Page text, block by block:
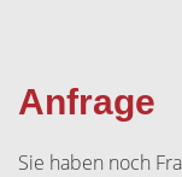
Anfrage
Sie haben noch